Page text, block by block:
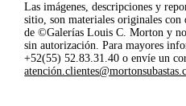
Las imágenes, descripciones y
sitio, son materiales originales
de ©Galerías Louis C. Morton y no
sin autorización. Para mayores
+52(55) 52.83.31.40 o envíe un